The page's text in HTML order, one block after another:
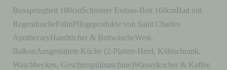
Boxspringbett 180cmSchreiner Einbau-Bett 160cmBad mit
RegenduscheFöhnPflegeprodukte von Saint Charles
ApothecaryHandtücher & BettwäscheWest-
BalkonAusgestattete Küche (2-Platten-Herd, Kühlschrank,
Waschbecken, Geschirrspülmaschine)Wasserkocher & Kaffee